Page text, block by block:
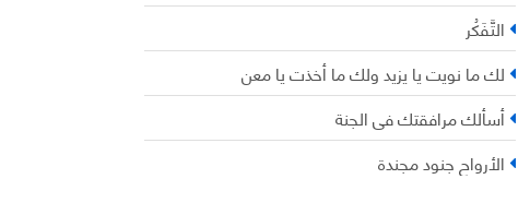
التَّفَكُر
لك ما نويت يا يزيد ولك ما أخذت يا معن
أسألك مرافقتك في الجنة
الأرواح جنود مجندة